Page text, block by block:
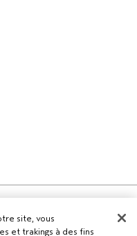
site, vous
et trakings à des fins